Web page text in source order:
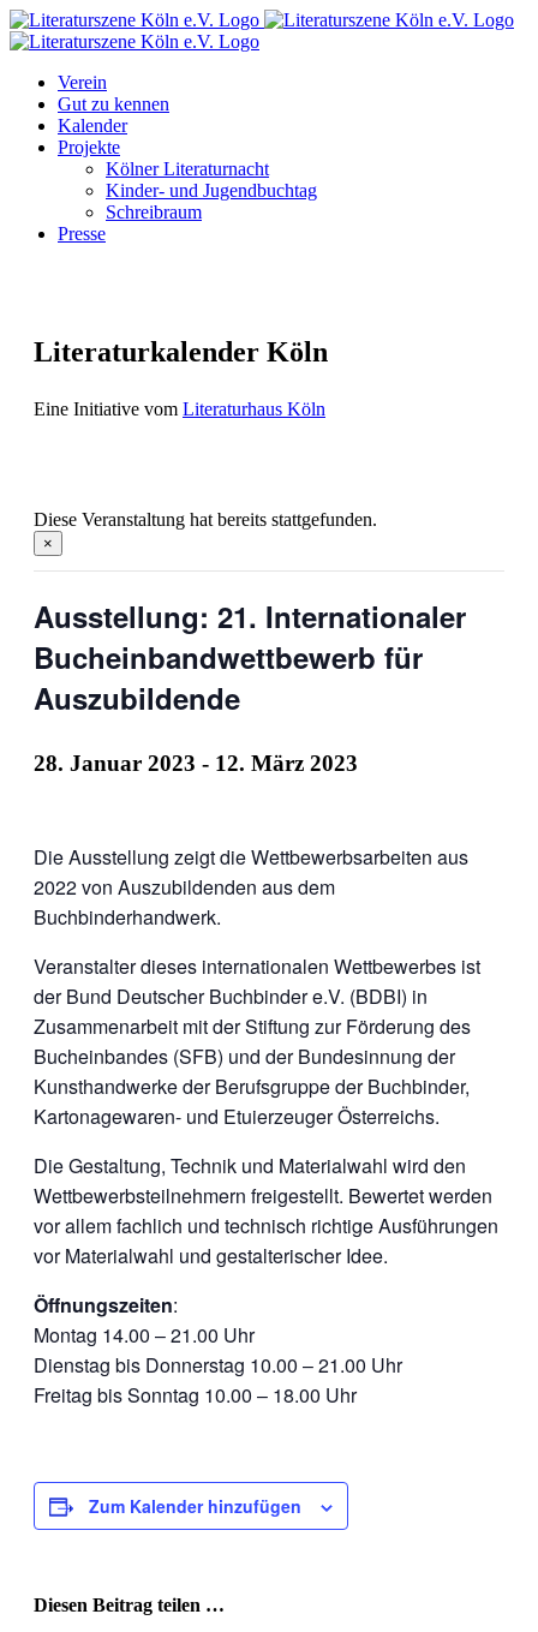
Zum
Inhalt
Facebook
Instagram
E-
Mail
Verein
Gut zu kennen
Kalender
Projekte
Kölner Literaturnacht
Kinder- und Jugendbuchtag
Schreibraum
Presse
Literaturkalender Köln
Eine Initiative vom Literaturhaus Köln
Diese Veranstaltung hat bereits stattgefunden.
×
Ausstellung: 21. Internationaler
Bucheinbandwettbewerb für
Auszubildende
28. Januar 2023 - 12. März 2023
Die Ausstellung zeigt die Wettbewerbsarbeiten aus
2022 von Auszubildenden aus dem
Buchbinderhandwerk.
Veranstalter dieses internationalen Wettbewerbes ist
der Bund Deutscher Buchbinder e.V. (BDBI) in
Zusammenarbeit mit der Stiftung zur Förderung des
Bucheinbandes (SFB) und der Bundesinnung der
Kunsthandwerke der Berufsgruppe der Buchbinder,
Kartonagewaren- und Etuierzeuger Österreichs.
Die Gestaltung, Technik und Materialwahl wird den
Wettbewerbsteilnehmern freigestellt. Bewertet werden
vor allem fachlich und technisch richtige Ausführungen
vor Materialwahl und gestalterischer Idee.
Öffnungszeiten:
Montag 14.00 – 21.00 Uhr
Dienstag bis Donnerstag 10.00 – 21.00 Uhr
Freitag bis Sonntag 10.00 – 18.00 Uhr
Zum Kalender hinzufügen
Diesen Beitrag teilen …